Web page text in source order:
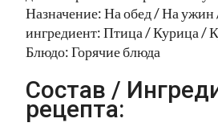
Назначение: На обед / На
ингредиент: Птица / Курица /
Блюдо: Горячие блюда
Состав /
рецепта: